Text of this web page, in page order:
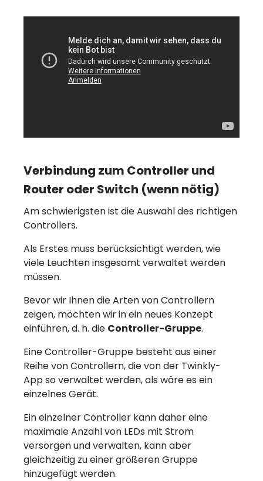
Verbindung zum Controller und
Router oder Switch (wenn nötig)
Am schwierigsten ist die Auswahl des richtigen
Controllers.
Als Erstes muss berücksichtigt werden, wie
viele Leuchten insgesamt verwaltet werden
müssen.
Bevor wir Ihnen die Arten von Controllern
zeigen, möchten wir in ein neues Konzept
einführen, d. h. die Controller-Gruppe.
Eine Controller-Gruppe besteht aus einer
Reihe von Controllern, die von der Twinkly-
App so verwaltet werden, als wäre es ein
einzelnes Gerät.
Ein einzelner Controller kann daher eine
maximale Anzahl von LEDs mit Strom
versorgen und verwalten, kann aber
gleichzeitig zu einer größeren Gruppe
hinzugefügt werden.